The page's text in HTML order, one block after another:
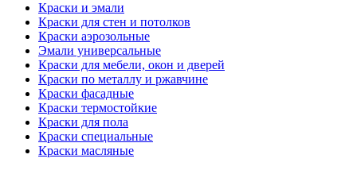
Краски и эмали
Краски для стен и потолков
Краски аэрозольные
Эмали универсальные
Краски для мебели, окон и дверей
Краски по металлу и ржавчине
Краски фасадные
Краски термостойкие
Краски для пола
Краски специальные
Краски масляные